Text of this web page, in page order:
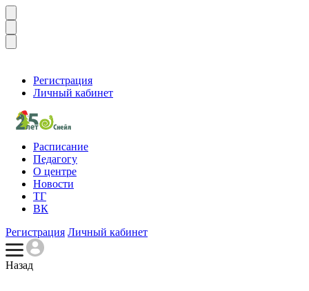
Регистрация
Личный кабинет
Расписание
Педагогу
О центре
Новости
ТГ
ВК
Регистрация Личный кабинет
Назад